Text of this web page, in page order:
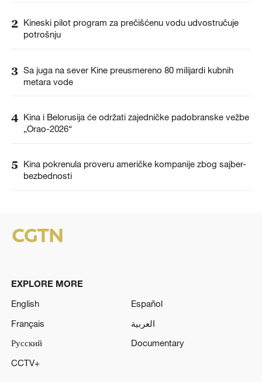
2 Kineski pilot program za prečišćenu vodu udvostručuje
potrošnju
3 Sa juga na sever Kine preusmereno 80 milijardi kubnih
metara vode
4 Kina i Belorusija će održati zajedničke padobranske vežbe
„Orao-2026“
5
Kina pokrenula proveru američke kompanije zbog sajber-
bezbednosti
EXPLORE MORE
English
Español
Français
العربية
Русский
Documentary
CCTV+